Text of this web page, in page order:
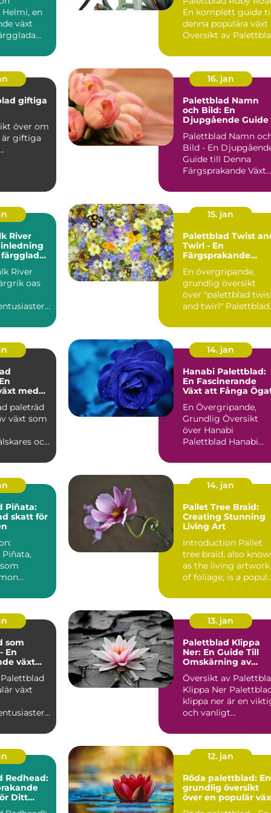
en
växt
lövverk,...
denna populära
En komplett guide
denna populära växt
Översikt av
giftiga
är giftiga
för katter ...
16. jan
Palettblad Namn
och Bild: En
Djupgående Guide
Palettblad Namn
Bild - En
Guide till Denna
Färgsprakande Växt
Grun...
River
inledning
River
oas
:
15. jan
Palettblad Twist
Twirl - En
Färgsprakande
En övergripande,
grundlig översikt
över "palettblad
and twirl" Palettblad
med
paleträd
växt som
och
14. jan
Hanabi Palettblad:
En Fascinerande
Växt att Fånga
En Övergripande,
Grundlig Översikt
över Hanabi
Palettblad Hanabi
som Croton, ...
Piñata:
skatt för
en populär
14. jan
Pallet Tree Braid:
Creating Stunning
Living Art
Introduction Pallet
tree braid, also
as the living artwork
of foliage, is a
som
En
växt
växt
Dess
13. jan
Palettblad Klippa
Ner: En Guide Till
Omskärning av
Växt
Översikt av
Klippa Ner Palettblad
klippa ner är en
och vanligt
trädg...
Redhead:
Ditt
12. jan
Röda palettblad: En
grundlig översikt
över en populär